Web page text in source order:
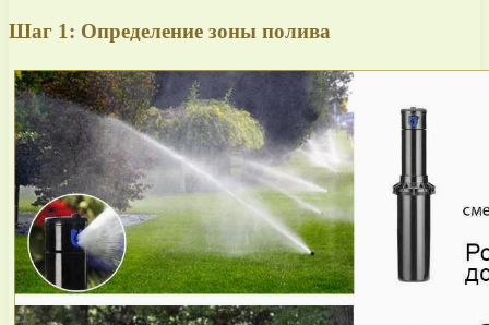
Шаг 1: Определение зоны полива